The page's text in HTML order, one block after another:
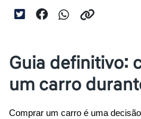
Guia definitivo:
um carro
Comprar um carro é uma